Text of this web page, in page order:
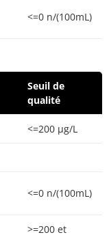
<=0 n/(100mL)
Seuil de
qualité
<=200 µg/L
<=0 n/(100mL)
>=200 et